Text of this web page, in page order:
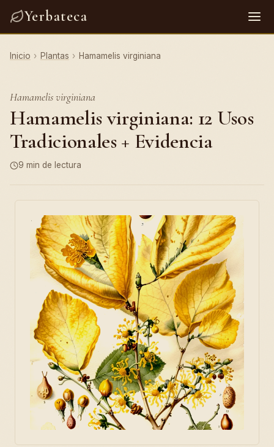
Yerbateca
Inicio › Plantas › Hamamelis virginiana
Hamamelis virginiana
Hamamelis virginiana: 12 Usos
Tradicionales + Evidencia
9 min de lectura